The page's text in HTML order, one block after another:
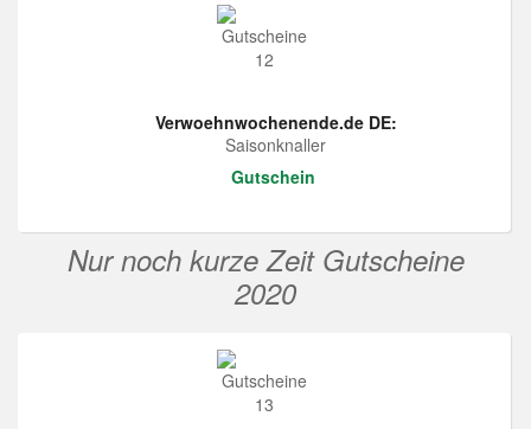
Verwoehnwochenende.de DE:
Saisonknaller
Gutschein
Nur noch kurze Zeit Gutscheine
2020